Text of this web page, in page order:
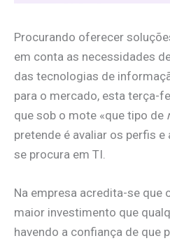
Procurando oferecer
em conta as necessidades
das tecnologias de
para o mercado, esta terça-
que sob o mote «que tipo de
pretende é avaliar os perfis
se procura em TI.
Na empresa acredita-se que
maior investimento que
havendo a confiança de que